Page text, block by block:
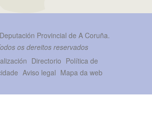
Deputación Provincial de A Coruña.
os dereitos reservados
Directorio Política de
Aviso legal Mapa da web